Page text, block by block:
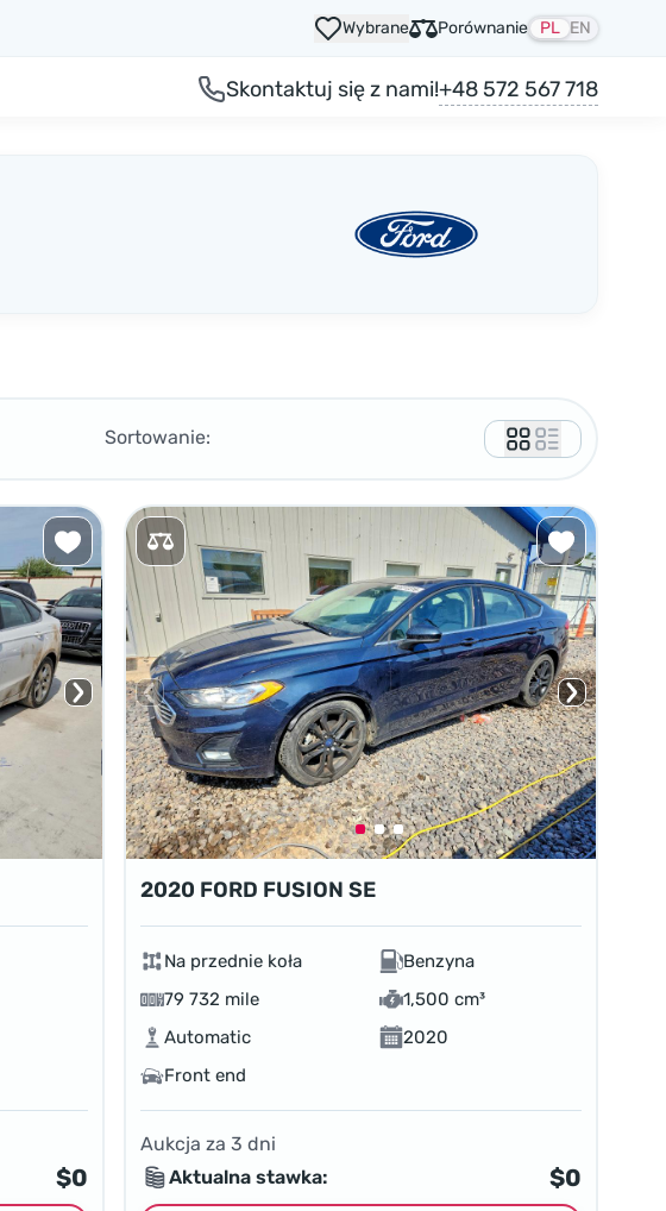
Wybrane Porównanie PL EN
Skontaktuj się z nami!+48 572 567 718
Sortowanie:
$0
2020 FORD FUSION SE
Na przednie koła
Benzyna
79 732 mile
1,500 cm³
Automatic
2020
Front end
Aukcja za 3 dni
Aktualna stawka:
$0